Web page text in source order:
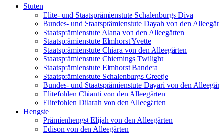
Stuten
Elite- und Staatsprämienstute Schalenburgs Diva
Bundes- und Staatsprämienstute Dayah von den
Staatsprämienstute Alana von den Alleegärten
Staatsprämienstute Elmhorst Yvette
Staatsprämienstute Chiara von den Alleegärten
Staatsprämienstute Chiemings Twilight
Staatsprämienstute Elmhorst Bandera
Staatsprämienstute Schalenburgs Greetje
Bundes- und Staatsprämienstute Dayari von den
Elitefohlen Chianti von den Alleegärten
Elitefohlen Dilarah von den Alleegärten
Hengste
Prämienhengst Elijah von den Alleegärten
Edison von den Alleegärten